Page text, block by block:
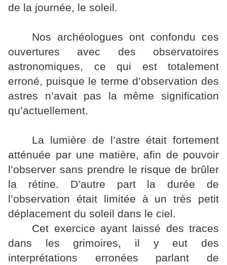
de la journée, le soleil.
Nos archéologues ont confondu ces
ouvertures avec des observatoires
astronomiques, ce qui est totalement
erroné, puisque le terme d’observation des
astres n’avait pas la même signification
qu’actuellement.
La lumière de l’astre était fortement
atténuée par une matière, afin de pouvoir
l’observer sans prendre le risque de brûler
la rétine. D’autre part la durée de
l’observation était limitée à un très petit
déplacement du soleil dans le ciel.
Cet exercice ayant laissé des traces
dans les grimoires, il y eut des
interprétations erronées parlant de